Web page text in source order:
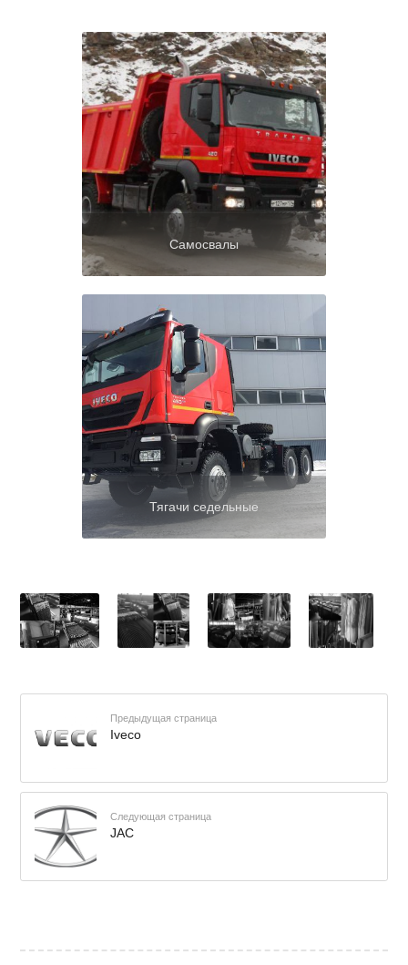
Самосвалы
Тягачи седельные
Предыдущая страница
Iveco
Следующая страница
JAC